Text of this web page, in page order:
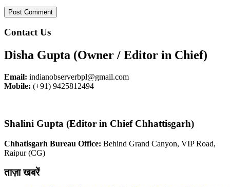
Contact Us
Disha Gupta (Owner / Editor in Chief)
Email: indianobserverbpl@gmail.com
Mobile: (+91) 9425812494
Shalini Gupta (Editor in Chief Chhattisgarh)
Chhatisgarh Bureau Office: Behind Grand Canyon, VIP Road,
Raipur (CG)
ताज़ा खबरें